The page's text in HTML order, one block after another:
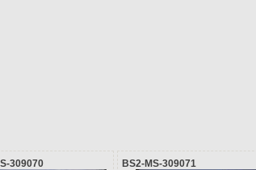
309070 BS2-MS-309071